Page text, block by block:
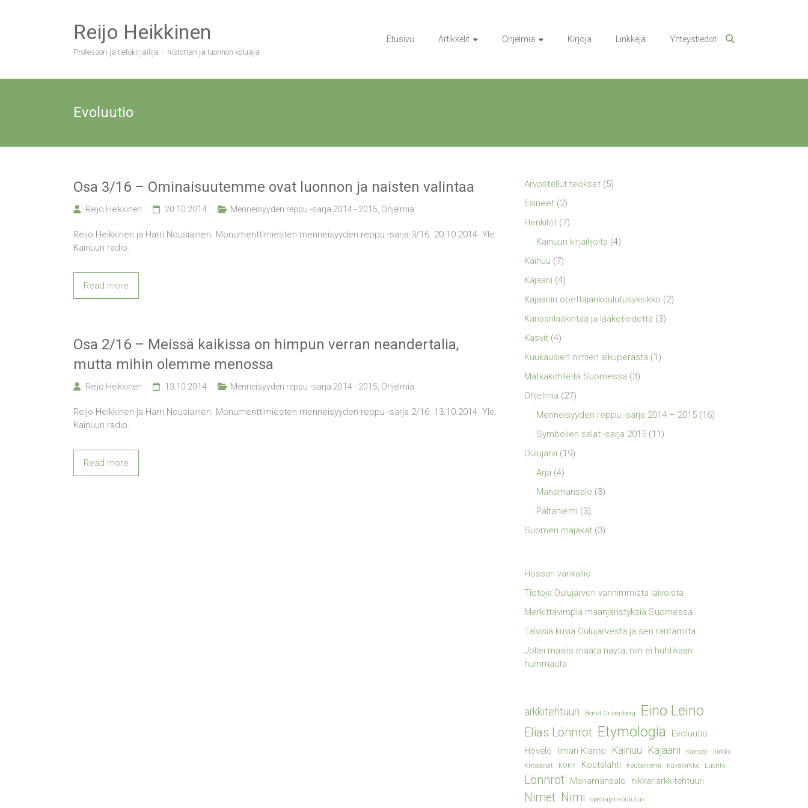
Reijo Heikkinen
Professori ja tietokirjailija – historian ja luonnon koluaja
Etusivu Artikkelit Ohjelmia Kirjoja Linkkejä Yhteystiedot
Evoluutio
Osa 3/16 – Ominaisuutemme ovat luonnon ja naisten valintaa
Reijo Heikkinen 20.10.2014 Menneisyyden reppu -sarja 2014 - 2015 Ohjelmia
Reijo Heikkinen ja Harri Nousiainen. Monumenttimiesten menneisyyden reppu -sarja 3/16. 20.10.2014. Yle.
Kainuun radio.
Read more
Osa 2/16 – Meissä kaikissa on himpun verran neandertalia,
mutta mihin olemme menossa
Reijo Heikkinen 13.10.2014 Menneisyyden reppu -sarja 2014 - 2015 Ohjelmia
Reijo Heikkinen ja Harri Nousiainen. Monumenttimiesten menneisyyden reppu -sarja 2/16. 13.10.2014. Yle.
Kainuun radio.
Read more
Arvostellut teokset (5)
Esineet (2)
Henkilöt (7)
Kainuun kirjailijoita (4)
Kainuu (7)
Kajaani (4)
Kajaanin opettajankoulutusyksikkö (2)
Kansanlääkintää ja lääketiedettä (3)
Kasvit (4)
Kuukausien nimien alkuperästä (1)
Matkakohteita Suomessa (3)
Ohjelmia (27)
Menneisyyden reppu -sarja 2014 – 2015 (16)
Symbolien salat -sarja 2015 (11)
Oulujärvi (19)
Ärjä (4)
Manamansalo (3)
Paltaniemi (3)
Suomen majakat (3)
Hossan värikallio
Tietoja Oulujärven vanhimmista laivoista
Merkittävimpiä maanjäristyksiä Suomessa
Talvisia kuvia Oulujärvestä ja sen rantamilta
Jollei maalis maata näytä, niin ei huhtikaan
hummauta
arkkitehtuuri Bertel Gribenberg Eino Leino
Elias Lönnrot Etymologia
Evoluutio
Hövelö
Ilmari Kianto Kainuu Kajaani Kansat
kirkko
Kirosanat
KOKY Koutalahti Koutaniemi kuvakirkko Luonto
Lönnrot Manamansalo nikkariarkkitehtuuri
Nimet Nimi opettajankoulutus